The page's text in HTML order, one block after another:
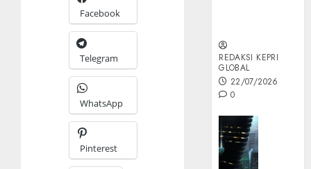
Facebook
Telegram
WhatsApp
Pinterest
REDAKSI KEPRI
GLOBAL
22/07/2026
0